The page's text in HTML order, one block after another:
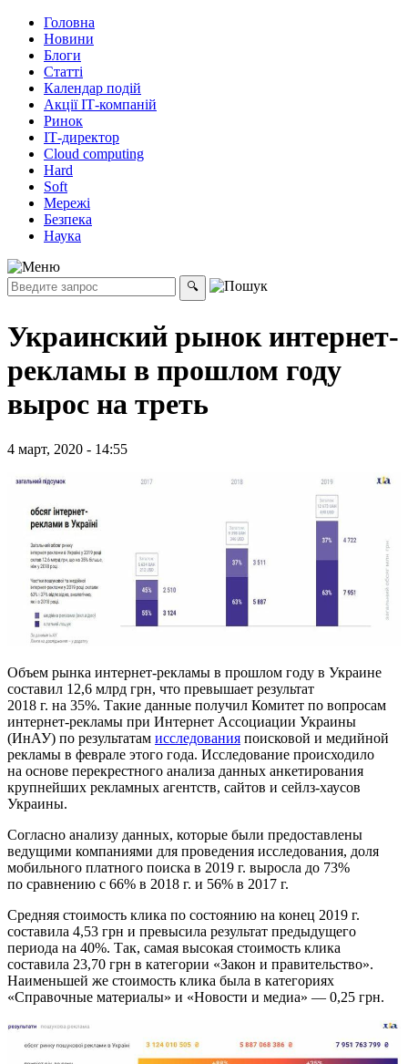
Головна
Новини
Блоги
Статті
Календар подій
Акції ІТ-компаній
Ринок
ІТ-директор
Cloud computing
Hard
Soft
Мережі
Безпека
Наука
Украинский рынок интернет-
рекламы в прошлом году
вырос на треть
4 март, 2020 - 14:55
Объем рынка интернет-рекламы в прошлом году в Украине
составил 12,6 млрд грн, что превышает результат
2018 г. на 35%. Такие данные получил Комитет по вопросам
интернет-рекламы при Интернет Ассоциации Украины
(ИнАУ) по результатам исследования поисковой и медийной
рекламы в феврале этого года. Исследование происходило
на основе перекрестного анализа данных анкетирования
крупнейших рекламных агентств, сайтов и сейлз-хаусов
Украины.
Согласно анализу данных, которые были предоставлены
ведущими компаниями для проведения исследования, доля
мобильного платного поиска в 2019 г. выросла до 73%
по сравнению с 66% в 2018 г. и 56% в 2017 г.
Средняя стоимость клика по состоянию на конец 2019 г.
составила 4,53 грн и превысила результат предыдущего
периода на 40%. Так, самая высокая стоимость клика
составила 23,70 грн в категории «Закон и правительство».
Наименьшей же стоимость клика была в категориях
«Справочные материалы» и «Новости и медиа» — 0,25 грн.